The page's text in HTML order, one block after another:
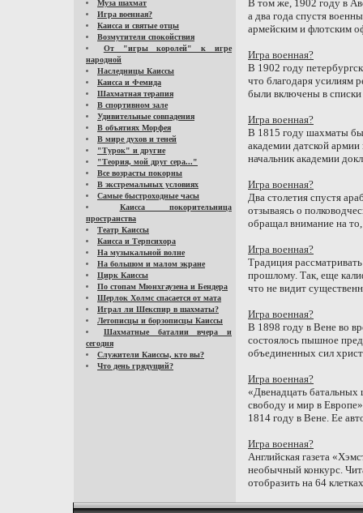
Муза шахмат
Игра военная?
Каисса и святые отцы
Возмутители спокойствия
От "игры королей" к игре
народной
Наследницы Каиссы
Каисса и Фемида
Шахматная терапия
В спортивном зале
Удивительные совпадения
В объятиях Морфея
В мире духов и теней
"Турок" и другие
"Теория, мой друг сера..."
Все возрасты покорны
В экстремальных условиях
Самые быстроходные часы
Каисса покорительница
пространства
Театр Каиссы
Каисса и Терпсихора
На музыкальной волне
На большом и малом экране
Цирк Каиссы
По стопам Мюнхгаузена и Бендера
Шерлок Холмс спасается от мата
Играл ли Шекспир в шахматы?
Летописцы и борзописцы Каиссы
Шахматные баталии вчера и
сегодня
Служители Каиссы, кто вы?
Что день грядущий?
В том же, 1902 году в
а два года спустя
армейским и флотским
Игра военная?
В 1902 году
что благодаря усилиям
были включены в списки
Игра военная?
В 1815 году шахматы
академии датской
начальник академии
Игра военная?
Два столетия спустя
отзываясь о
обращал внимание на
Игра военная?
Традиция
прошлому. Так, еще
что не видит
Игра военная?
В 1898 году в Вене во
состоялось пышное
объединенных сил
Игра военная?
«Двенадцать
свободу и мир в
1814 году в Вене. Ее
Игра военная?
Английская газета
необычный конкурс.
отобразить на 64